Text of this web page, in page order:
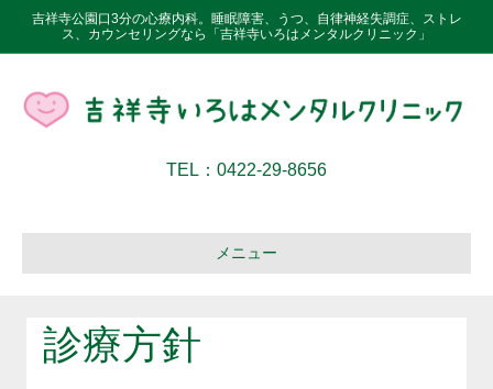
吉祥寺公園口3分の心療内科。睡眠障害、うつ、自律神経失調症、ストレ
ス、カウンセリングなら「吉祥寺いろはメンタルクリニック」
TEL：0422-29-8656
メニュー
診療方針